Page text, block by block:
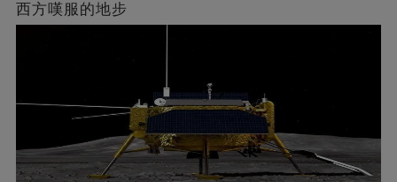
西方嘆服的地步